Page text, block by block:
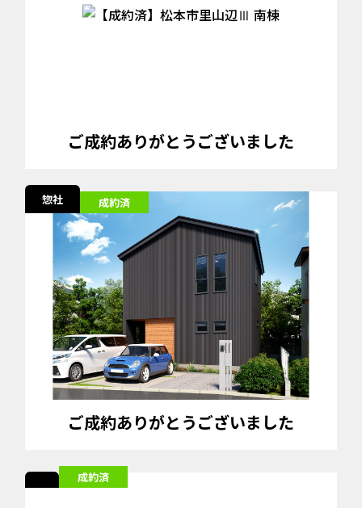
ご成約ありがとうございました
惣社 成約済
ご成約ありがとうございました
成約済